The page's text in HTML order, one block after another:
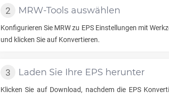
MRW-Tools auswählen
Konfigurieren Sie MRWzu EPSEinstellungen mit
und klicken Sie auf Konvertieren.
Laden Sie Ihre EPS herunter
Klicken Sie auf Download, nachdem die EPS